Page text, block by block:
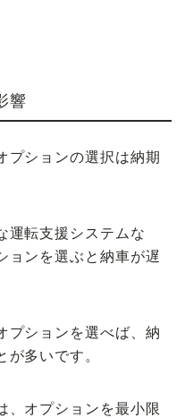
響
プションの選択は納期
運転支援システムな
ョンを選ぶと納車が遅
プションを選べば、納
多いです。
、オプションを最小限